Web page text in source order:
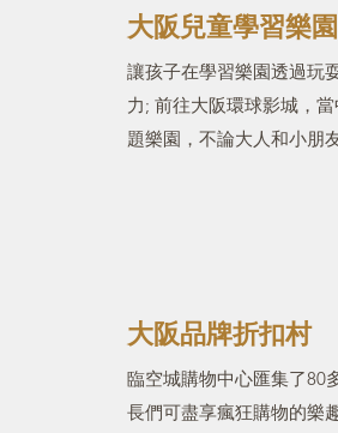
大阪兒童學習樂
讓孩子在學習樂園透過玩
力; 前往大阪環球影城，
題樂園，不論大人和小朋
大阪品牌折扣村
臨空城購物中心匯集了80
長們可盡享瘋狂購物的樂